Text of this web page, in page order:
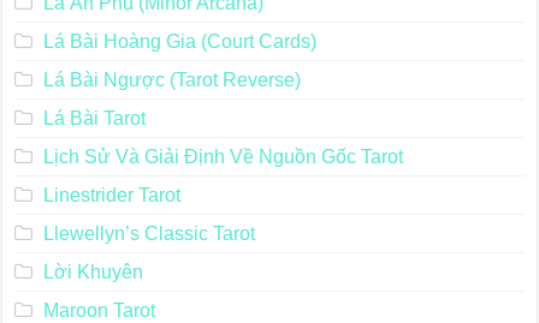
Lá Bài Hoàng Gia (Court Cards)
Lá Bài Ngược (Tarot Reverse)
Lá Bài Tarot
Lịch Sử Và Giải Định Về Nguồn Gốc Tarot
Linestrider Tarot
Llewellyn’s Classic Tarot
Lời Khuyên
Maroon Tarot